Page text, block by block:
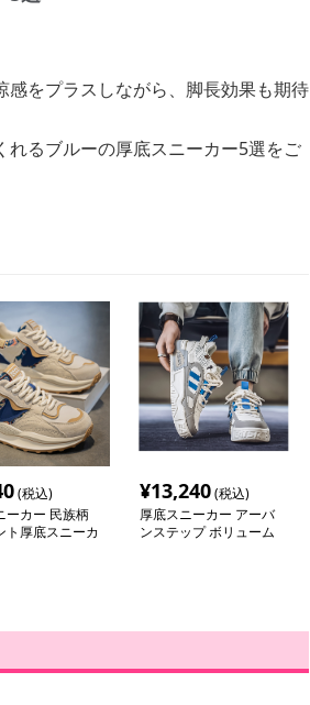
をプラスしながら、脚長効果も期待
るブルーの厚底スニーカー5選をご
(税込)
ーカー 民族柄
ト厚底スニーカ
¥13,240(税込)
厚底スニーカー アーバ
ンステップ ボリューム